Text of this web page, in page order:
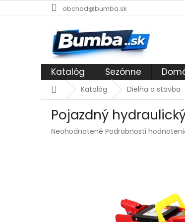
na
obchod@bumba.sk
Katalóg Sezónne
DomovKatalóg Dielňa a stavba
Pojazdný
Priemerné
Neohodnotené Podrobnosti